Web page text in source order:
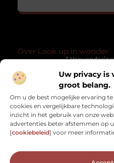
Uw privacy is
groot belang.
Om u de best mogelijke ervaring
cookies en vergelijkbare
inzicht in het gebruik van onze
advertenties beter afstemmen op
[cookiebeleid] voor meer
Over Look up in wonder
”
Lookupinwonder.nl laat je
verzameling blogs die
Onze informatie